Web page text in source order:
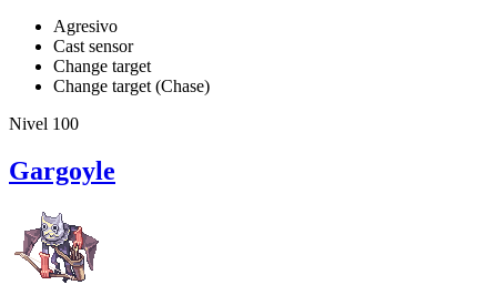
Agresivo
Cast sensor
Change target
Change target (Chase)
Nivel 100
Gargoyle